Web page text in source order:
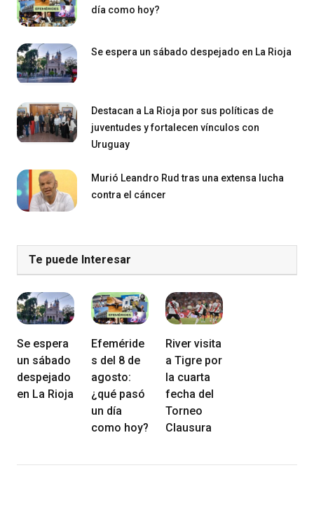
día como hoy?
Se espera un sábado despejado en La Rioja
Destacan a La Rioja por sus políticas de
juventudes y fortalecen vínculos con
Uruguay
Murió Leandro Rud tras una extensa lucha
contra el cáncer
Te puede Interesar
Se espera
un sábado
despejado
en La Rioja
Efeméride
s del 8 de
agosto:
¿qué pasó
un día
como hoy?
River visita
a Tigre por
la cuarta
fecha del
Torneo
Clausura